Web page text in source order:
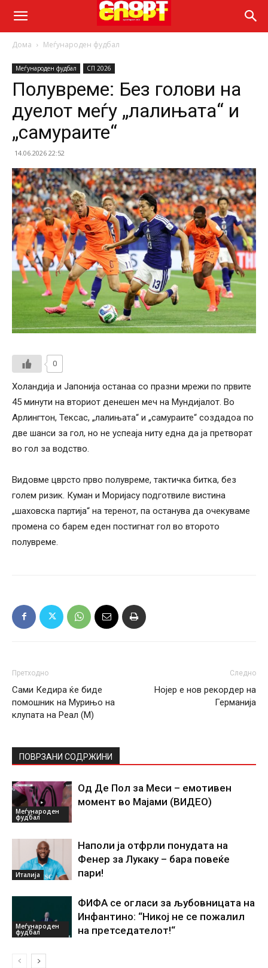
Дома Меѓународен фудбал
Меѓународен фудбал СП 2026
Полувреме: Без голови на
дуелот меѓу „лалињата“ и
„самураите“
14.06.2026 22:52
0
Холандија и Јапонија останаа со празни мрежи по првите
45 минути на вториот денешен меч на Мундијалот. Во
Арлингтон, Тексас, „лалињата“ и „самураите“ создадоа по
две шанси за гол, но не успеаја ниту една да ја претворат
во гол за водство.
Видовме цврсто прво полувреме, тактичка битка, без
голем ризик. Куман и Моријасу подготвиле вистина
„шаховска партија“ на теренот, па останува да очекуваме
промена со барем еден постигнат гол во второто
полувреме.
Претходно
Сами Кедира ќе биде
помошник на Мурињо на
клупата на Реал (М)
Следно
Нојер е нов рекордер на
Германија
ПОВРЗАНИ СОДРЖИНИ
Меѓународен
фудбал
Од Де Пол за Меси – емотивен
момент во Мајами (ВИДЕО)
Италија
Наполи ја отфрли понудата на
Фенер за Лукаку – бара повеќе
пари!
Меѓународен
фудбал
ФИФА се огласи за љубовницата на
Инфантино: “Никој не се пожалил
на претседателот!“